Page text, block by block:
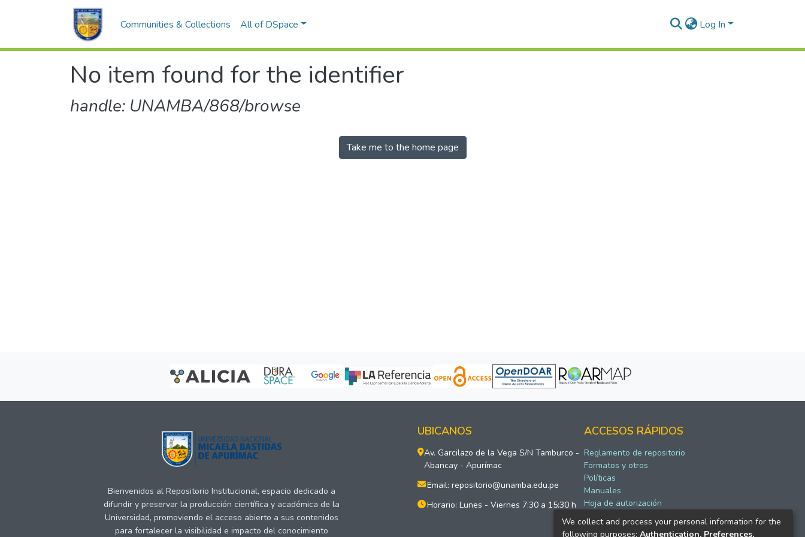
Communities & Collections All of DSpace Log In
No item found for the identifier
handle: UNAMBA/868/browse
Take me to the home page
Bienvenidos al Repositorio Institucional, espacio dedicado a
difundir y preservar la producción científica y académica de la
Universidad, promoviendo el acceso abierto a sus contenidos
para fortalecer la visibilidad e impacto del conocimiento
UBICANOS
Av. Garcilazo de la Vega S/N Tamburco -
Abancay - Apurímac
Email: repositorio@unamba.edu.pe
Horario: Lunes - Viernes 7:30 a 15:30 h
ACCESOS RÁPIDOS
Reglamento de repositorio
Formatos y otros
Políticas
Manuales
Hoja de autorización
We collect and process your personal information for the
following purposes: Authentication, Preferences,